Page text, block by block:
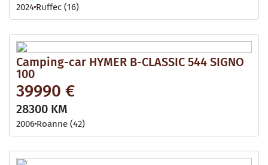
2024 Ruffec (16)
Camping-car HYMER B-CLASSIC 544 SIGNO
100
39990 €
28300 KM
2006 Roanne (42)